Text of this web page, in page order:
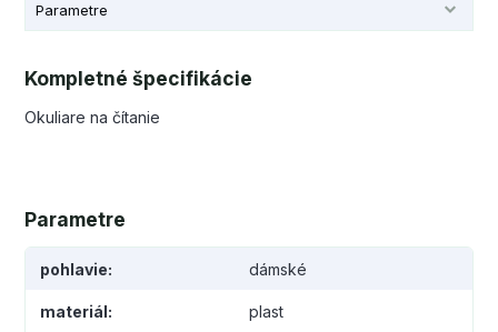
Parametre
Kompletné špecifikácie
Okuliare na čítanie
Parametre
pohlavie dámské
materiál plast